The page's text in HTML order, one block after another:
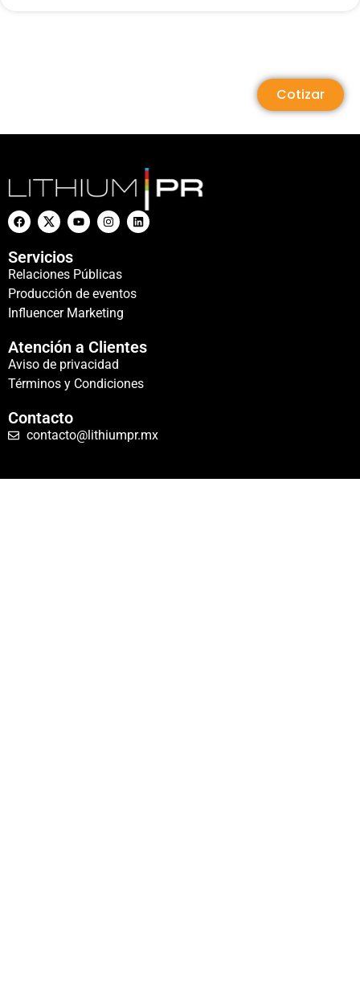
Cotizar
Servicios
Relaciones Públicas
Producción de eventos
Influencer Marketing
Atención a Clientes
Aviso de privacidad
Términos y Condiciones
Contacto
contacto@lithiumpr.mx